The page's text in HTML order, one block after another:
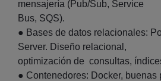
mensajería (Pub/Sub, Service
Bus, SQS).
● Bases de datos relacionales:
Server. Diseño relacional,
optimización de consultas,
● Contenedores: Docker, buenas